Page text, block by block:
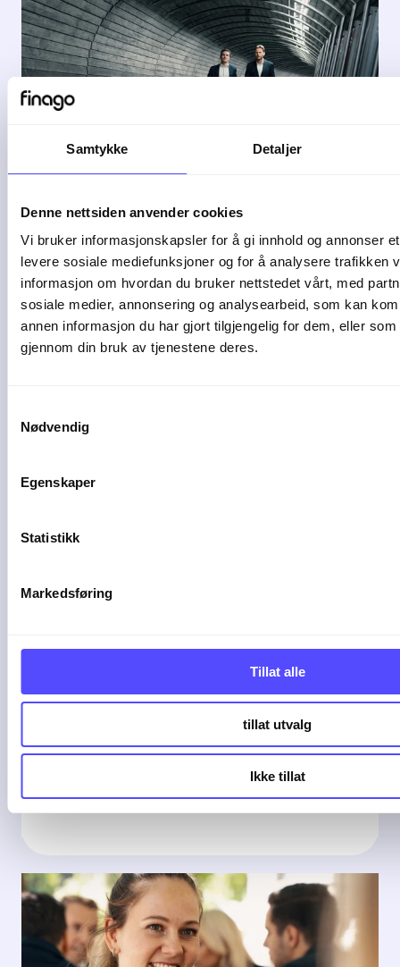
Samtykke Detaljer
Denne nettsiden anvender cookies
Vi bruker informasjonskapsler for å gi innhold og annonser
levere sosiale mediefunksjoner og for å analysere trafikken
informasjon om hvordan du bruker nettstedet vårt, med
sosiale medier, annonsering og analysearbeid, som kan
annen informasjon du har gjort tilgjengelig for dem, eller
gjennom din bruk av tjenestene deres.
Nødvendig
Egenskaper
Statistikk
Markedsføring
Tillat alle
tillat utvalg
Ikke tillat
1 min lesetid
Lønnsomhet
{% module_block module ...
15-04-25
Permisjon
{% module_block module ...